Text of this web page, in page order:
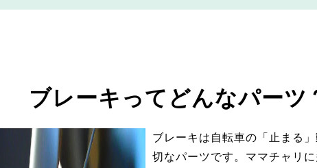
ブレーキってどんなパーツ
ブレーキは自転車の「止まる
切なパーツです。ママチャリに